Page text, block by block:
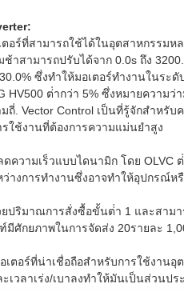
ตอร์ที่สามารถใช้ได้ในอุตสาหกรรม
าสามารถปรับได้จาก 0.0s ถึง
ซึ่งทําให้มอเตอร์ทํางานในระดั
HV500 ต่ํากว่า 5% ซึ่งหมายความ
. Vector Control เป็นที่รู้จักสําหรั
ใช้งานที่ต้องการความแม่นยําสูง
ความเร็วแบบไดนามิก โดย OLVC
ว่างการทํางานซึ่งอาจทําให้อุปกรณ์
ปริมาณการสั่งซื้อขั้นต่ํา 1 และสาม
ศักยภาพในการจัดส่ง 20รายละ
เตอร์ที่น่าเชื่อถือสําหรับการใช้งา
วลาเร่ง/เบาลงทําให้มันเป็นส่วนป